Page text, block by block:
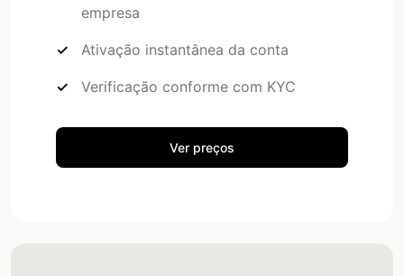
empresa
Ativação instantânea da conta
Verificação conforme com KYC
Ver preços